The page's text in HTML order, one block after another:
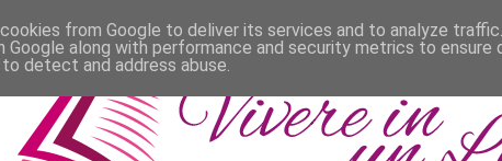
from Google to deliver its services and to analyze
Google along with performance and security metrics to ensure
detect and address abuse.